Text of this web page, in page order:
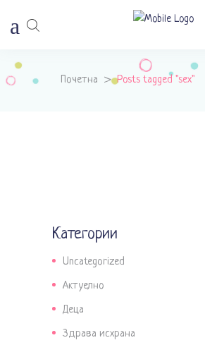
Почетна >Posts tagged "sex"
Категории
Uncategorized
Актуелно
Деца
Здрава исхрана